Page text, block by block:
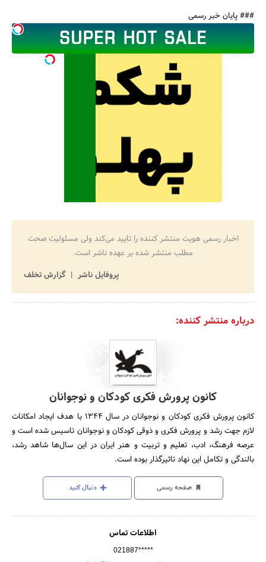
### پایان خبر رسمی
اخبار رسمی هویت منتشر کننده را تایید می‌کند ولی مسئولیت صحت
مطلب منتشر شده بر عهده ناشر است.
پروفایل ناشر
گزارش تخلف
درباره منتشر کننده:
کانون پرورش فکری کودکان و نوجوانان
کانون پرورش فکری کودکان و نوجوانان در سال 1344 با هدف ایجاد امکانات
لازم جهت رشد و پرورش فکری و ذوقی کودکان و نوجوانان تاسیس شده است و
عرصه فرهنگ، ادب، تعلیم و تربیت و هنر ایران در این سال‌ها شاهد رشد،
بالندگی و تکامل این نهاد تاثیرگذار بوده است.
صفحه رسمی دنبال کنید
اطلاعات تماس
021887*****